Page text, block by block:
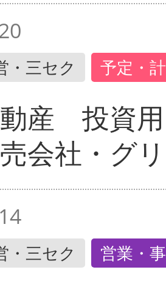
・三セク 予定・
産 投資
会社・グ
・三セク 営業・